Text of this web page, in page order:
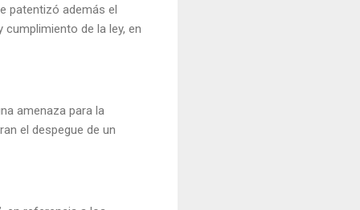
patentizó además el
de la ley, en
amenaza para la
el despegue de un